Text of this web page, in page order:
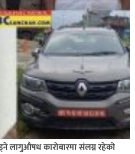
लागुऔषध कारोबारमा संलग्न रहेको